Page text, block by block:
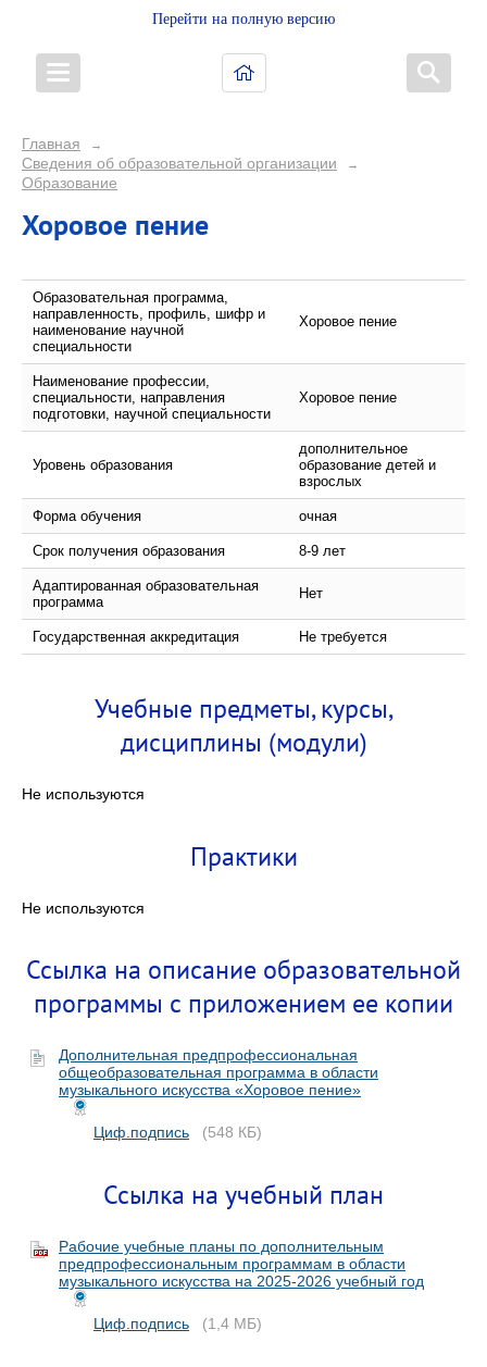
Перейти на полную версию
Главная →
Сведения об образовательной организации →
Образование
Хоровое пение
Образовательная программа,
направленность, профиль, шифр и
наименование научной
специальности
Хоровое пение
Наименование профессии,
специальности, направления
подготовки, научной специальности
Хоровое пение
Уровень образования
дополнительное
образование детей и
взрослых
Форма обучения очная
Срок получения образования 8-9 лет
Адаптированная образовательная
программа
Нет
Государственная аккредитация Не требуется
Учебные предметы, курсы,
дисциплины (модули)
Не используются
Практики
Не используются
Ссылка на описание образовательной
программы с приложением ее копии
Дополнительная предпрофессиональная
общеобразовательная программа в области
музыкального искусства «Хоровое пение»
Циф.подпись (548 КБ)
Ссылка на учебный план
Рабочие учебные планы по дополнительным
предпрофессиональным программам в области
музыкального искусства на 2025-2026 учебный год
Циф.подпись (1,4 МБ)